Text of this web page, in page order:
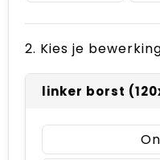
2. Kies je
linker borst